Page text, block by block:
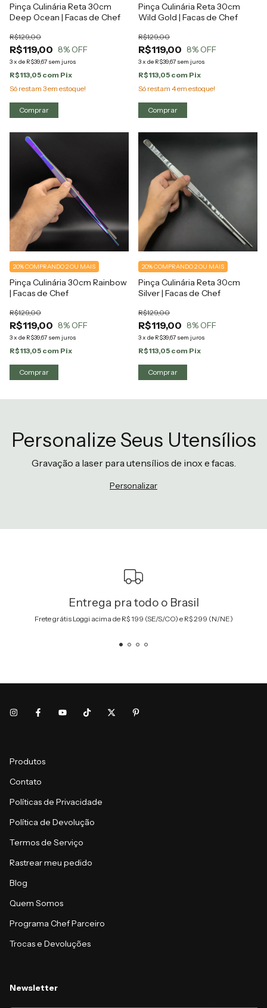
Pinça Culinária Reta 30cm
Deep Ocean | Facas de Chef
R$119,00
R$129,00
8% OFF
3x de R$39,67 sem juros
R$113,05 com Pix
Só restam 3em estoque!
Pinça Culinária Reta 30cm
Wild Gold | Facas de Chef
R$119,00
R$129,00
8% OFF
3x de R$39,67 sem juros
R$113,05 com Pix
Só restam 4em estoque!
Pinça Culinária 30cm Rainbow
| Facas de Chef
R$119,00
R$129,00
8% OFF
3x de R$39,67 sem juros
20%COMPRANDO 2 OU MAIS
R$113,05 com Pix
Pinça Culinária Reta 30cm
Silver | Facas de Chef
R$119,00
R$129,00
8% OFF
3x de R$39,67 sem juros
20%COMPRANDO 2 OU MAIS
R$113,05 com Pix
Personalize Seus Utensílios
Gravação a laser para utensílios de inox e facas.
Personalizar
Entrega pra todo o Brasil
Frete grátis Loggi acima de R$ 199 (SE/S/CO) e R$ 299 (N/NE)
Produtos
Contato
Políticas de Privacidade
Política de Devolução
Termos de Serviço
Rastrear meu pedido
Blog
Quem Somos
Programa Chef Parceiro
Trocas e Devoluções
Newsletter